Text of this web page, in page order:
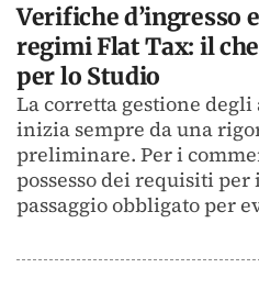
Verifiche d’ingresso
regimi Flat Tax: il
per lo Studio
La corretta gestione
inizia sempre da una
preliminare. Per i
possesso dei requisiti
passaggio obbligato per